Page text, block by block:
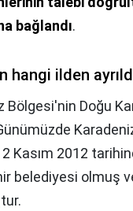
bağlandı.
hangi ilden
Bölgesi'nin Doğu
Kasım 2012
belediyesi olmuş